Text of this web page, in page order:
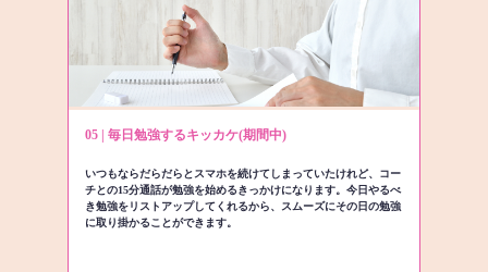
05 | 毎日勉強するキッカケ(期間中)
いつもならだらだらとスマホを続けてしまっていたけれど、コー
チとの15分通話が勉強を始めるきっかけになります。今日やるべ
き勉強をリストアップしてくれるから、スムーズにその日の勉強
に取り掛かることができます。